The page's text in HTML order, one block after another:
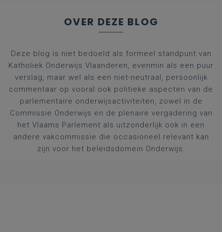
OVER DEZE BLOG
Deze blog is niet bedoeld als formeel standpunt van
Katholiek Onderwijs Vlaanderen, evenmin als een puur
verslag, maar wel als een niet-neutraal, persoonlijk
commentaar op vooral ook politieke aspecten van de
parlementaire onderwijsactiviteiten, zowel in de
Commissie Onderwijs en de plenaire vergadering van
het Vlaams Parlement als uitzonderlijk ook in een
andere vakcommissie die occasioneel relevant kan
zijn voor het beleidsdomein Onderwijs.